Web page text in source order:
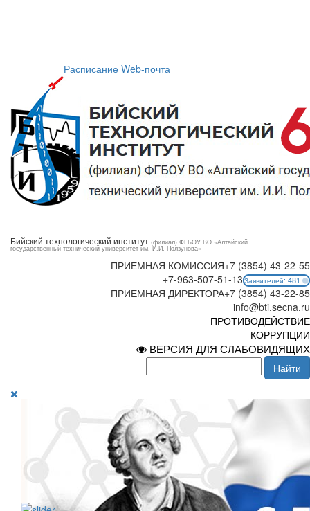
Расписание Web-почта
Бийский технологический институт (филиал) ФГБОУ ВО «Алтайский
государственный технический университет им. И.И. Ползунова»
ПРИЕМНАЯ КОМИССИЯ+7 (3854) 43-22-55
+7-963-507-51-13 Заявителей: 481
ПРИЕМНАЯ ДИРЕКТОРА+7 (3854) 43-22-85
info@bti.secna.ru
ПРОТИВОДЕЙСТВИЕ
КОРРУПЦИИ
ВЕРСИЯ ДЛЯ СЛАБОВИДЯЩИХ